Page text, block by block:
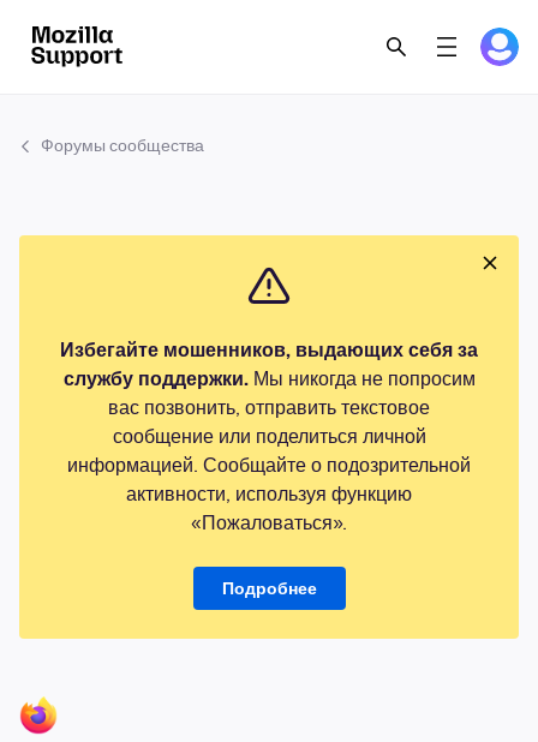
Форумы сообщества
Избегайте мошенников, выдающих себя за
службу поддержки.Мы никогда не попросим
вас позвонить, отправить текстовое
сообщение или поделиться личной
информацией. Сообщайте о подозрительной
активности, используя функцию
«Пожаловаться».
Подробнее